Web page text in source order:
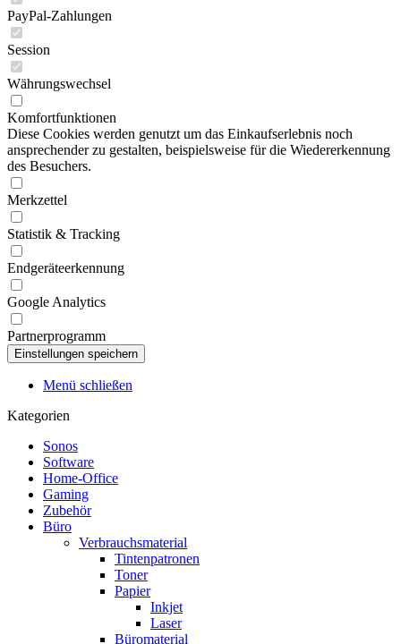
PayPal-Zahlungen
Session
Währungswechsel
Komfortfunktionen
Diese Cookies werden genutzt um das Einkaufserlebnis noch
ansprechender zu gestalten, beispielsweise für die Wiedererkennung
des Besuchers.
Merkzettel
Statistik & Tracking
Endgeräteerkennung
Google Analytics
Partnerprogramm
Menü schließen
Kategorien
Sonos
Software
Home-Office
Gaming
Zubehör
Büro
Verbrauchsmaterial
Tintenpatronen
Toner
Papier
Inkjet
Laser
Büromaterial